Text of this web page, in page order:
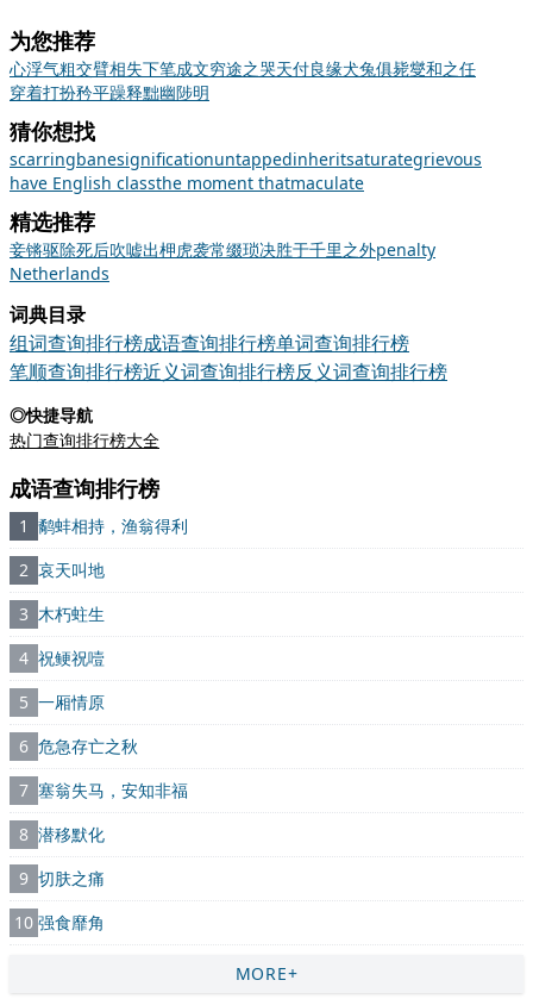
为您推荐
心浮气粗交臂相失下笔成文穷途之哭天付良缘犬兔俱毙燮和之任
穿着打扮矜平躁释黜幽陟明
猜你想找
scarringbanesignificationuntappedinheritsaturategrievous
have English classthe moment thatmaculate
精选推荐
妾锵驱除死后吹嘘出柙虎袭常缀琐决胜于千里之外penalty
Netherlands
词典目录
组词查询排行榜成语查询排行榜单词查询排行榜
笔顺查询排行榜近义词查询排行榜反义词查询排行榜
◎快捷导航
热门查询排行榜大全
成语查询排行榜
1 鹬蚌相持，渔翁得利
2 哀天叫地
3 木朽蛀生
4 祝鲠祝噎
5 一厢情原
6 危急存亡之秋
7 塞翁失马，安知非福
8 潜移默化
9 切肤之痛
10 强食靡角
MORE+